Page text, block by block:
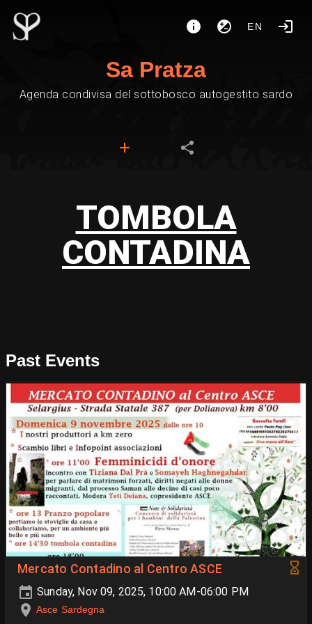
EN
Sa Pratza
Agenda condivisa del sottobosco autogestito sardo
TOMBOLA
CONTADINA
Past Events
Mercato Contadino al Centro ASCE
Sunday, Nov 09, 2025, 10:00 AM-06:00 PM
Asce Sardegna